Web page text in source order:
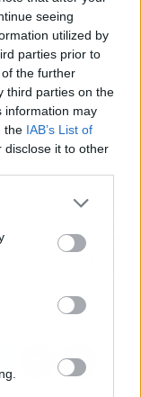
seeing
utilized by
parties prior to
the further
third parties on the
information may
the IAB’s List of
disclose it to other
en
se encuentra
que
resolver
e
La importancia de contar
con Talent Match